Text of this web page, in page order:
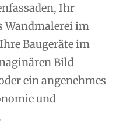
Ihr
im
Baugeräte im
Bild
ein angenehmes
und